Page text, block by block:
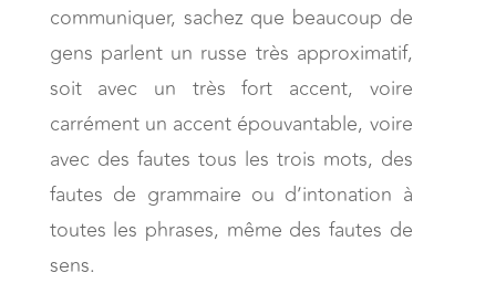
communiquer, sachez que beaucoup de
gens parlent un russe très approximatif,
soit avec un très fort accent, voire
carrément un accent épouvantable, voire
avec des fautes tous les trois mots, des
fautes de grammaire ou d’intonation à
toutes les phrases, même des fautes de
sens.